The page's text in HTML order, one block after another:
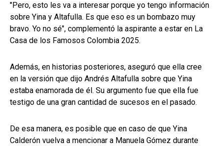
"Pero, esto les va a interesar porque yo tengo información
sobre Yina y Altafulla. Es que eso es un bombazo muy
bravo. Yo no sé", complementó la aspirante a estar en La
Casa de los Famosos Colombia 2025.
Además, en historias posteriores, aseguró que ella cree
en la versión que dijo Andrés Altafulla sobre que Yina
estaba enamorada de él. Su argumento fue que ella fue
testigo de una gran cantidad de sucesos en el pasado.
De esa manera, es posible que en caso de que Yina
Calderón vuelva a mencionar a Manuela Gómez durante